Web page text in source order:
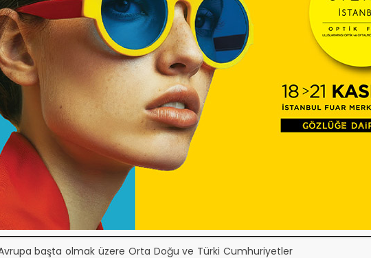
deneyiminizi Çin’de nasıl kullanıyorsunuz?
toptancılık yaparken ürün çeşitliliğini ve müşteri
fırsatım oldu. Şimdi Çin’de bu deneyimi, üretici firmalarla iş
ve yurtdışına uygun formatta pazarlıyorum.
tercih etmenizin özel bir nedeni var mı?
Çin gözlük üretiminde hâlâ dünyada lider konumda. Ben de
Türkiye’den gelen pazar bilgisi ve estetik anlayışla
hem maliyet hem kalite hem de hız açısından büyük
hangi pazarlara ürün sunuyorsunuz?
başta olmak üzere Orta Doğu ve Türki Cumhuriyetler